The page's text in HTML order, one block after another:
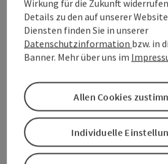
Die Webfabrik in Haslach ist stark
Tradition des Mühlviertels
Webfabrik: Webfabrik - Textilien
Haslach ist stark mit der Weberei-
Mühlviertels verbunden. Rund
fertigen…
Wirkung für die Zukunft
Details zu den auf unserer
Diensten finden Sie in unserer
Datenschutzinformation bzw. in
Banner. Mehr über uns im
Individuelle
Allen Cookies